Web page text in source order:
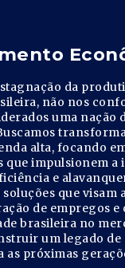
da
não nos
uma nação
alta, focando
que impulsionem a
e
que visam
de empregos e
brasileira no
um legado de
as próximas